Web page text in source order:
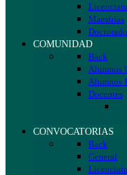
Maestrías
COMUNIDAD
Back
Alumnos
Alumnos
Docentes
CONVOCATORIAS
Back
General